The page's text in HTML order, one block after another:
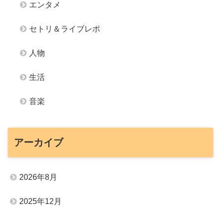
エンタメ
セトリ＆ライブレポ
人物
生活
音楽
アーカイブ
2026年8月
2025年12月